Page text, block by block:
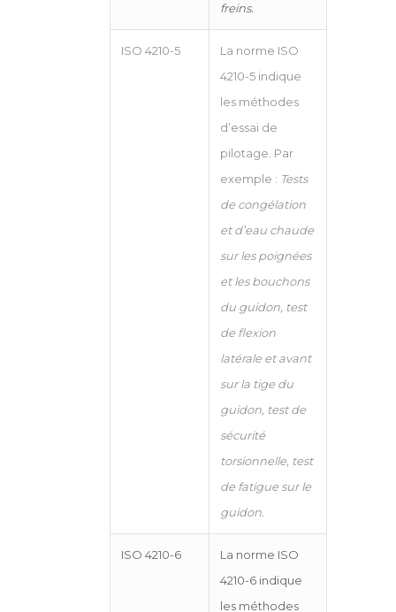
freins.
ISO 4210-5
La norme ISO
4210-5 indique
les méthodes
d’essai de
pilotage. Par
exemple : Tests
de congélation
et d’eau chaude
sur les poignées
et les bouchons
du guidon, test
de flexion
latérale et avant
sur la tige du
guidon, test de
sécurité
torsionnelle, test
de fatigue sur le
guidon.
ISO 4210-6
La norme ISO
4210-6 indique
les méthodes